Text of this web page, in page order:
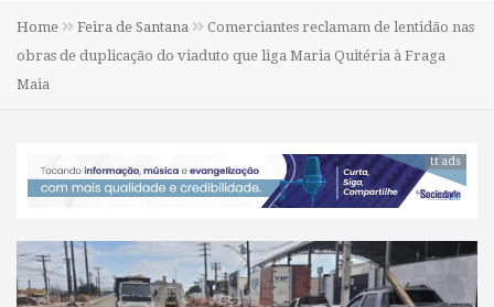
Home Feira de Santana
Comerciantes reclamam de lentidão nas
obras de duplicação do viaduto que liga Maria Quitéria à Fraga
Maia
tt ads